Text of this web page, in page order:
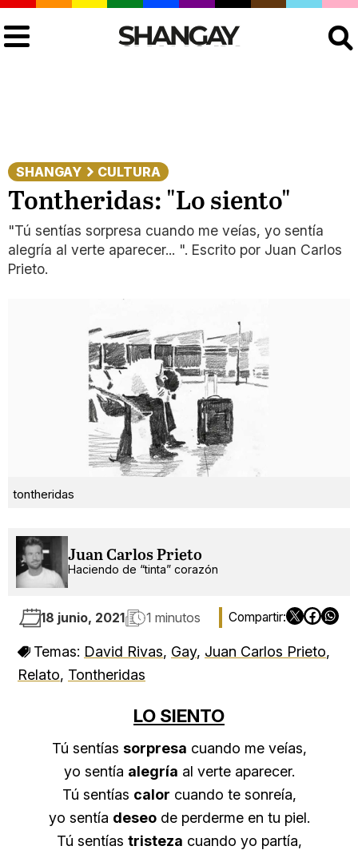
SHANGAY CULTURA
Tontheridas: "Lo siento"
"Tú sentías sorpresa cuando me veías, yo sentía
alegría al verte aparecer... ". Escrito por Juan Carlos
Prieto.
tontheridas
Juan Carlos Prieto
Haciendo de “tinta” corazón
18 junio, 2021 1 minutos
Temas: David Rivas, Gay, Juan Carlos Prieto,
Relato, Tontheridas
LO SIENTO
Tú sentías sorpresa cuando me veías,
yo sentía alegría al verte aparecer.
Tú sentías calor cuando te sonreía,
yo sentía deseode perderme en tu piel.
Tú sentías tristeza cuando yo partía,